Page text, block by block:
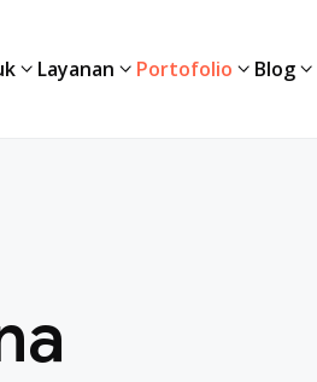
Layanan Portofolio Blog